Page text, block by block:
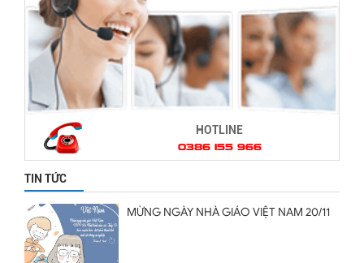
HOTLINE
0386 155 966
TIN TỨC
MỪNG NGÀY NHÀ GIÁO VIỆT NAM 20/11